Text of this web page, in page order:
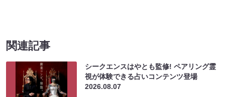
関連記事
シークエンスはやとも監修! ペアリング霊
視が体験できる占いコンテンツ登場
2026.08.07